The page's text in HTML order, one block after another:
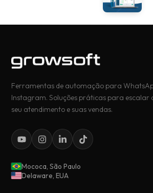
Ferramentas de automação para
Instagram. Soluções práticas para escalar
seu atendimento e suas vendas.
Mococa, São Paulo
Delaware, EUA